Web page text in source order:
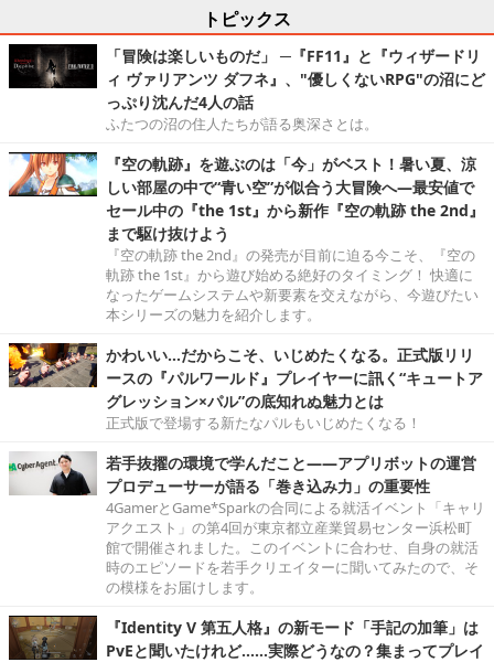
トピックス
「冒険は楽しいものだ」 ─『FF11』と『ウィザードリ
ィ ヴァリアンツ ダフネ』、"優しくないRPG"の沼にど
っぷり沈んだ4人の話
ふたつの沼の住人たちが語る奥深さとは。
『空の軌跡』を遊ぶのは「今」がベスト！暑い夏、涼
しい部屋の中で“青い空”が似合う大冒険へ―最安値で
セール中の『the 1st』から新作『空の軌跡 the 2nd』
まで駆け抜けよう
『空の軌跡 the 2nd』の発売が目前に迫る今こそ、『空の
軌跡 the 1st』から遊び始める絶好のタイミング！ 快適に
なったゲームシステムや新要素を交えながら、今遊びたい
本シリーズの魅力を紹介します。
かわいい…だからこそ、いじめたくなる。正式版リリ
ースの『パルワールド』プレイヤーに訊く“キュートア
グレッション×パル”の底知れぬ魅力とは
正式版で登場する新たなパルもいじめたくなる！
若手抜擢の環境で学んだこと――アプリボットの運営
プロデューサーが語る「巻き込み力」の重要性
4GamerとGame*Sparkの合同による就活イベント「キャリ
アクエスト」の第4回が東京都立産業貿易センター浜松町
館で開催されました。このイベントに合わせ、自身の就活
時のエピソードを若手クリエイターに聞いてみたので、そ
の模様をお届けします。
『Identity V 第五人格』の新モード「手記の加筆」は
PvEと聞いたけれど……実際どうなの？集まってプレイ